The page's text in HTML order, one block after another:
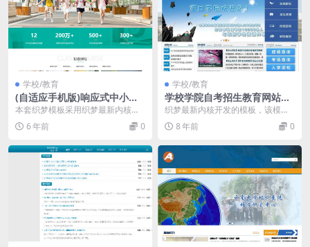
学校/教育
(自适应手机版)响应式中小学
早教教育机构类网站源码 HT
ML5教育培训机构网站织梦模
板
本套织梦模板采用织梦最新内核开
发的模板，这款模板使用范围广，
不仅仅局限于一类型的...
6 年前 0
学校/教育
学校学院自考招生教育网站源
码 (带手机移动端) 织梦dedec
ms模板
织梦最新内核开发的模板，该模板
属于企业通用类、学校学院、自考
招生教育类企业都可使...
8 年前 0